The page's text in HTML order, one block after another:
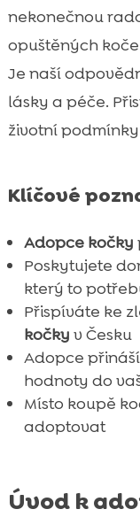
 Zlepšení
kočky
Jak
Mýty o
Jaký
 Postup
FAQ
nekonečnou
opuštěných
Je naší
lásky a péče.
životní
Klíčové
Adopce kočky
Poskytujete
který to
Přispíváte ke
kočky v Česku
Adopce
hodnoty do
Místo koupě
adoptovat
Úvod k